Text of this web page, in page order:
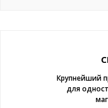
Крупнейший
для